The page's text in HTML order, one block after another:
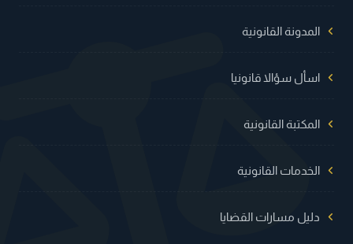
المدونة القانونية
اسأل سؤالا قانونيا
المكتبة القانونية
الخدمات القانونية
دليل مسارات القضايا